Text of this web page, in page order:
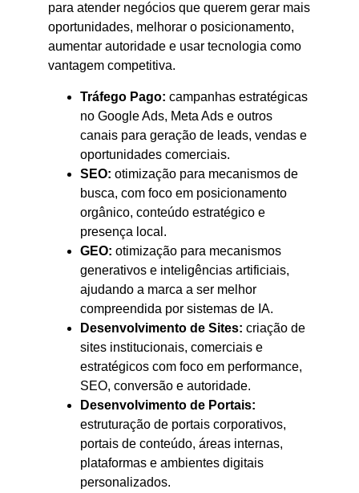
para atender negócios que querem gerar mais
oportunidades, melhorar o posicionamento,
aumentar autoridade e usar tecnologia como
vantagem competitiva.
Tráfego Pago: campanhas estratégicas
no Google Ads, Meta Ads e outros
canais para geração de leads, vendas e
oportunidades comerciais.
SEO: otimização para mecanismos de
busca, com foco em posicionamento
orgânico, conteúdo estratégico e
presença local.
GEO: otimização para mecanismos
generativos e inteligências artificiais,
ajudando a marca a ser melhor
compreendida por sistemas de IA.
Desenvolvimento de Sites: criação de
sites institucionais, comerciais e
estratégicos com foco em performance,
SEO, conversão e autoridade.
Desenvolvimento de Portais:
estruturação de portais corporativos,
portais de conteúdo, áreas internas,
plataformas e ambientes digitais
personalizados.